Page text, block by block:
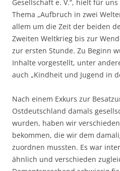
Gesellschaft e. V.“, hielt für
Thema „Aufbruch in zwei
allem um die Zeit der beiden
Zweiten Weltkrieg bis zur
zur ersten Stunde. Zu Beginn
Inhalte vorgestellt, unter
auch „Kindheit und Jugend in
Nach einem Exkurs zur
Ostdeutschland damals
wurden, haben wir
bekommen, die wir dem
zuordnen mussten. Es war
ähnlich und verschieden